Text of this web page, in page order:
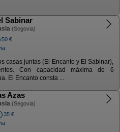
Sabinar
(Segovia)
50 €
casas juntas (El Encanto y El Sabinar),
Con capacidad máxima de 6
El Encanto consta ...
Azas
(Segovia)
35 €